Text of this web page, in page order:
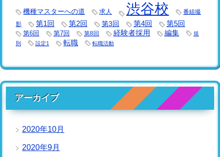
機種マスターへの道 求人 渋谷校
番組撮
影
第1回 第2回 第3回 第4回 第5回
第6回 第7回 第8回 経験者採用 編集
規
則
設定1 転職 転職活動
アーカイブ
2020年10月
2020年9月